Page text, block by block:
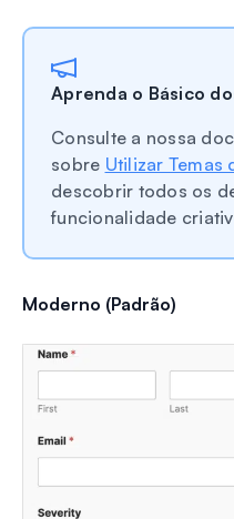
Aprenda o Básico
Consulte a nossa
sobre Utilizar Temas
descobrir todos os
funcionalidade
Moderno (Padrão)